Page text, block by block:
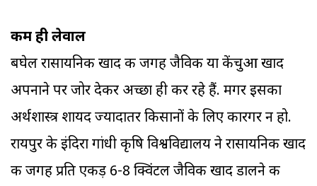
कम ही लेवाल
बघेल रासायनिक खाद की जगह जैविक या केंचुआ खाद
अपनाने पर जोर देकर अच्छा ही कर रहे हैं. मगर इसका
अर्थशास्त्र शायद ज्यादातर किसानों के लिए कारगर न हो.
रायपुर के इंदिरा गांधी कृषि विश्वविद्यालय ने रासायनिक खाद
की जगह प्रति एकड़ 6-8 क्विंटल जैविक खाद डालने की